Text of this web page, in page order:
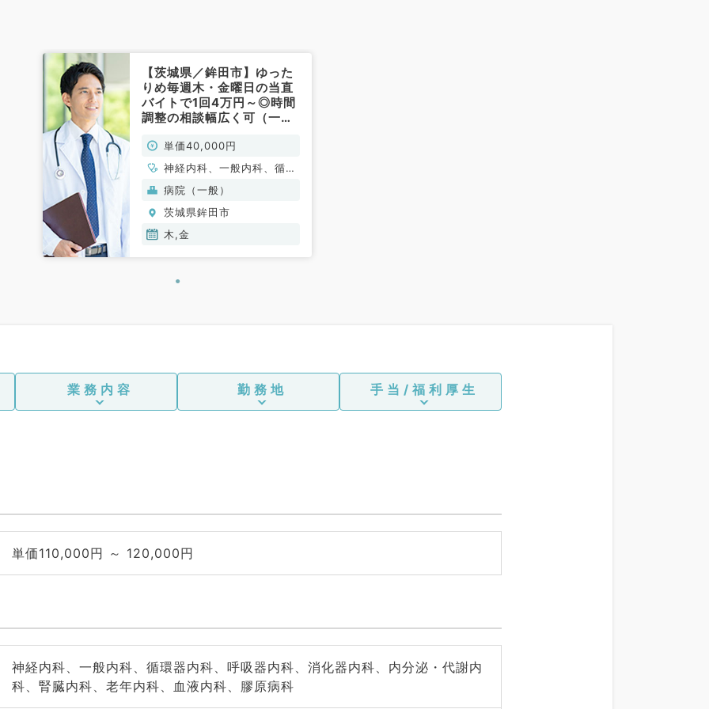
【茨城県／鉾田市】ゆった
りめ毎週木・金曜日の当直
バイトで1回4万円～◎時間
調整の相談幅広く可（一般
単価40,000円
神経内科、一般内科、循環
器内科、呼吸器内科、消化
器内科、内分泌・代謝内
科、腎臓内科、老年内科、
血液内科、膠原病科
病院（一般）
茨城県鉾田市
木,金
業務内容 勤務地 手当/福利厚生
単価110,000円 ～ 120,000円
神経内科、一般内科、循環器内科、呼吸器内科、消化器内科、内分泌・代謝内
科、腎臓内科、老年内科、血液内科、膠原病科